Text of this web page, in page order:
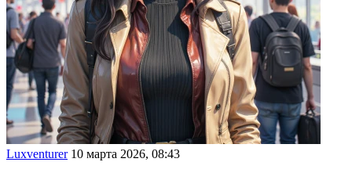
Luxventurer 10 марта 2026, 08:43